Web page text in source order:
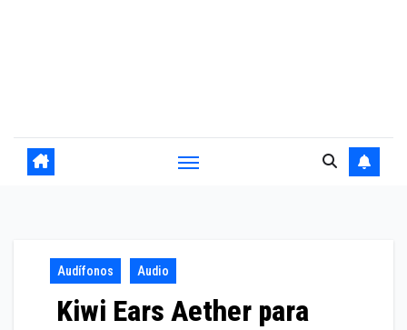
Audífonos Audio
Kiwi Ears Aether para